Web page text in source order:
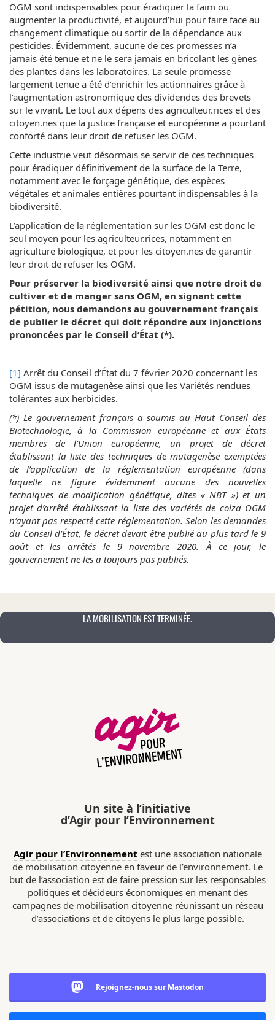
OGM sont indispensables pour éradiquer la faim ou
augmenter la productivité, et aujourd’hui pour faire face au
changement climatique ou sortir de la dépendance aux
pesticides. Évidemment, aucune de ces promesses n’a
jamais été tenue et ne le sera jamais en bricolant les gènes
des plantes dans les laboratoires. La seule promesse
largement tenue a été d’enrichir les actionnaires grâce à
l’augmentation astronomique des dividendes des brevets
sur le vivant. Le tout aux dépens des agriculteur.rices et des
citoyen.nes que la justice française et européenne a pourtant
conforté dans leur droit de refuser les OGM.
Cette industrie veut désormais se servir de ces techniques
pour éradiquer définitivement de la surface de la Terre,
notamment avec le forçage génétique, des espèces
végétales et animales entières pourtant indispensables à la
biodiversité.
L’application de la réglementation sur les OGM est donc le
seul moyen pour les agriculteur.rices, notamment en
agriculture biologique, et pour les citoyen.nes de garantir
leur droit de refuser les OGM.
Pour préserver la biodiversité ainsi que notre droit de
cultiver et de manger sans OGM, en signant cette
pétition, nous demandons au gouvernement français
de publier le décret qui doit répondre aux injonctions
prononcées par le Conseil d’État (*).
[1] Arrêt du Conseil d’État du 7 février 2020 concernant les
OGM issus de mutagenèse ainsi que les Variétés rendues
tolérantes aux herbicides.
(*) Le gouvernement français a soumis au Haut Conseil des
Biotechnologie, à la Commission européenne et aux États
membres de l’Union européenne, un projet de décret
établissant la liste des techniques de mutagenèse exemptées
de l’application de la réglementation européenne (dans
laquelle ne figure évidemment aucune des nouvelles
techniques de modification génétique, dites « NBT ») et un
projet d’arrêté établissant la liste des variétés de colza OGM
n’ayant pas respecté cette réglementation. Selon les demandes
du Conseil d’État, le décret devait être publié au plus tard le 9
août et les arrêtés le 9 novembre 2020. À ce jour, le
gouvernement ne les a toujours pas publiés.
LA MOBILISATION EST TERMINÉE.
Un site à l’initiative
d’Agir pour l’Environnement
Agir pour l’Environnement est une association nationale
de mobilisation citoyenne en faveur de l’environnement. Le
but de l’association est de faire pression sur les responsables
politiques et décideurs économiques en menant des
campagnes de mobilisation citoyenne réunissant un réseau
d’associations et de citoyens le plus large possible.
Rejoignez-nous sur Mastodon